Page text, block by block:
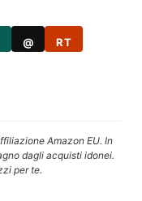
@ RT
Amazon EU. In
dagli acquisti idonei.
per te.